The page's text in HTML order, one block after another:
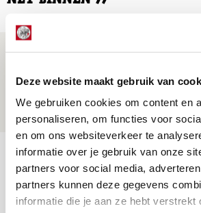
Deze website maakt gebruik van
We gebruiken cookies om content en
personaliseren, om functies voor
en om ons websiteverkeer te
informatie over je gebruik van onze
partners voor social media,
partners kunnen deze gegevens
informatie die je aan ze hebt verstrekt
Is dit de laatste
de Johan Cruijff Arena?
Trotse Klaassen:
voor mijn club is heel